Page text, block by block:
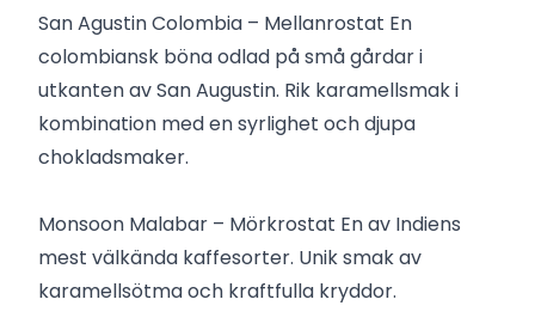
San Agustin Colombia – Mellanrostat En
colombiansk böna odlad på små gårdar i
utkanten av San Augustin. Rik karamellsmak i
kombination med en syrlighet och djupa
chokladsmaker.
Monsoon Malabar – Mörkrostat En av Indiens
mest välkända kaffesorter. Unik smak av
karamellsötma och kraftfulla kryddor.